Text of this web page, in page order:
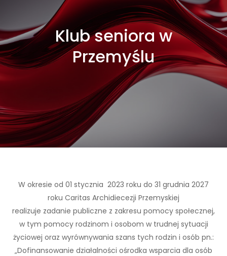
Klub seniora w
Przemyślu
W okresie od 01 stycznia 2023 roku do 31 grudnia 2027
roku Caritas Archidiecezji Przemyskiej
realizuje zadanie publiczne z zakresu pomocy społecznej,
w tym pomocy rodzinom i osobom w trudnej sytuacji
życiowej oraz wyrównywania szans tych rodzin i osób pn.:
„Dofinansowanie działalności ośrodka wsparcia dla osób